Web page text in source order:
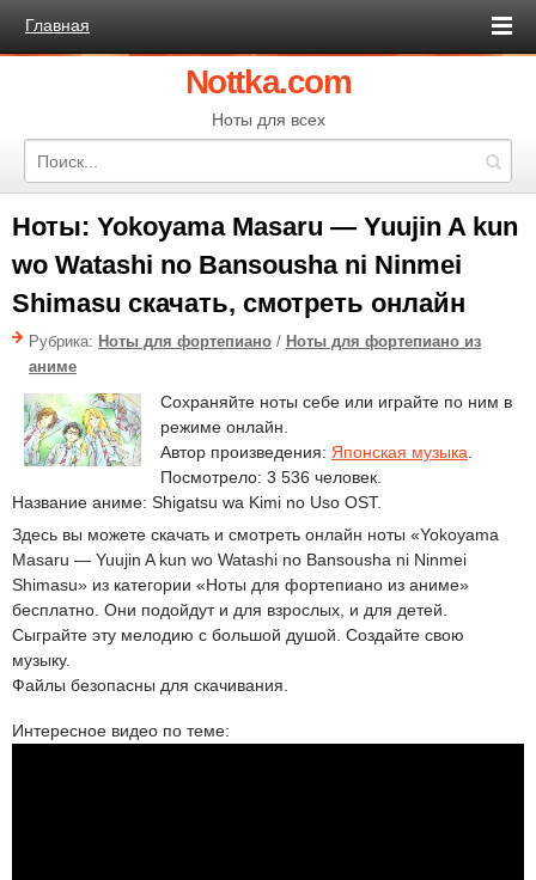
Главная
Nottka.com
Ноты для всех
Ноты: Yokoyama Masaru — Yuujin A kun
wo Watashi no Bansousha ni Ninmei
Shimasu скачать, смотреть онлайн
Рубрика: Ноты для фортепиано / Ноты для фортепиано из
аниме
Сохраняйте ноты себе или играйте по ним в
режиме онлайн.
Автор произведения: Японская музыка
Посмотрело: 3 536 человек.
Название аниме: Shigatsu wa Kimi no Uso OST.
Здесь вы можете скачать и смотреть онлайн ноты «Yokoyama
Masaru — Yuujin A kun wo Watashi no Bansousha ni Ninmei
Shimasu» из категории «Ноты для фортепиано из аниме»
бесплатно. Они подойдут и для взрослых, и для детей.
Сыграйте эту мелодию с большой душой. Создайте свою
музыку.
Файлы безопасны для скачивания.
Интересное видео по теме: